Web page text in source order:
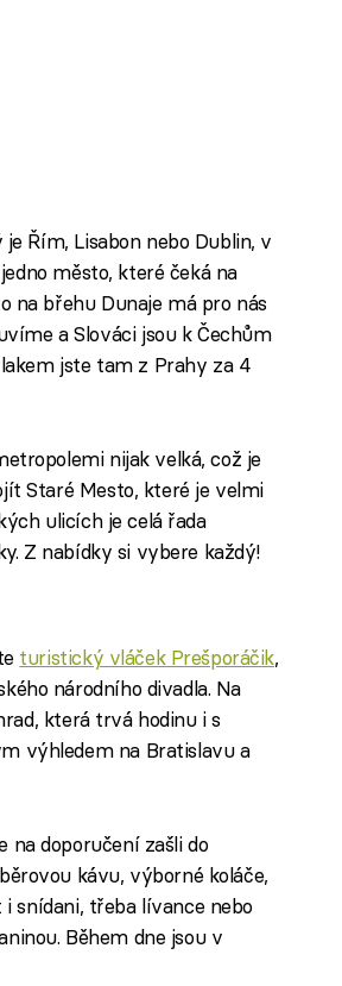
Řím, Lisabon nebo Dublin, v
město, které čeká na
na břehu Dunaje má pro nás
a Slováci jsou k Čechům
jste tam z Prahy za 4
nijak velká, což je
Staré Mesto, které je velmi
ulicích je celá řada
Z nabídky si vybere každý!
turistický vláček Prešporáčik,
národního divadla. Na
která trvá hodinu i s
výhledem na Bratislavu a
doporučení zašli do
kávu, výborné koláče,
snídani, třeba lívance nebo
Během dne jsou v